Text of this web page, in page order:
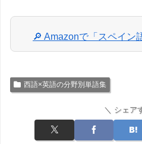
🔎 Amazonで「スペイン
西語×英語の分野別単語集
＼ シェア